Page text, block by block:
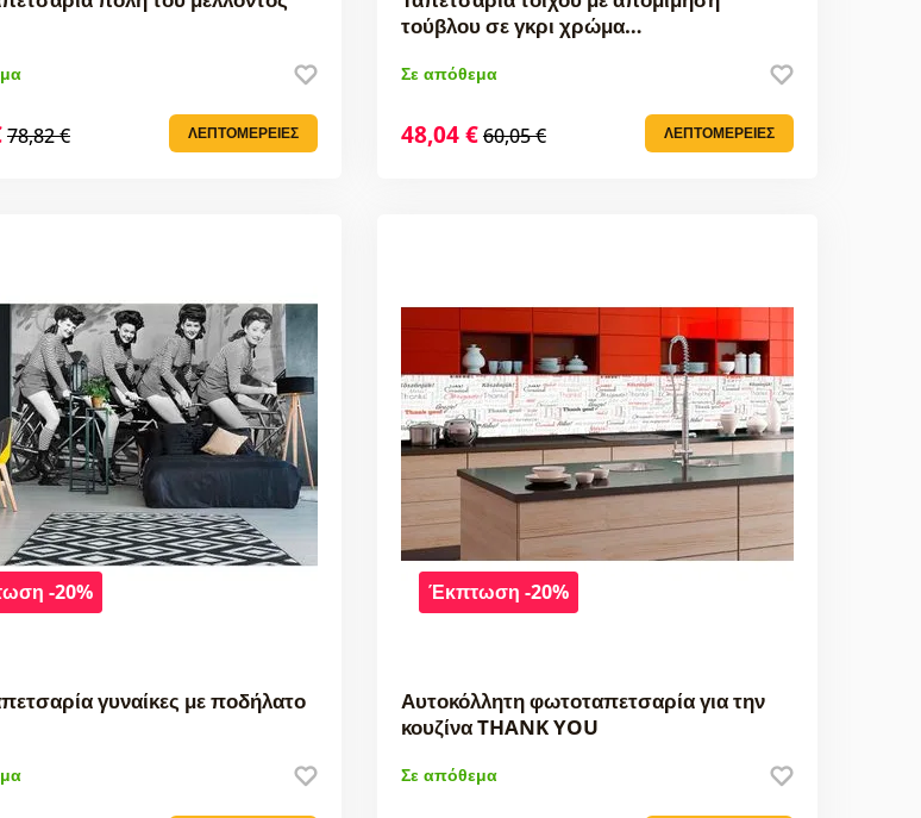
ΛΕΠΤΟΜΈΡΕΙΕΣ
78,82 €
τούβλου σε γκρι χρώμα…
Σε απόθεμα
ΛΕΠΤΟΜΈΡΕΙΕΣ
48,04 €60,05 €
-20%
γυναίκες με ποδήλατο
Έκπτωση -20%
Αυτοκόλλητη φωτοταπετσαρία για την
κουζίνα THANK YOU
Σε απόθεμα